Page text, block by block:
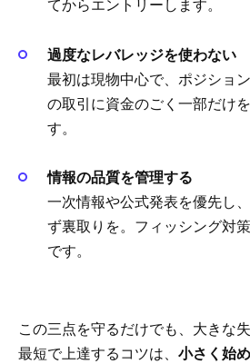
てからエントリーします。
過度なレバレッジを使わない
最初は現物中心で、ポジショ
の取引に資金のごく一部だけ
す。
情報の品質を管理する
一次情報や公式発表を優先し
ず裏取りを。フィッシング対
です。
この三点を守るだけでも、大きな
最短で上達するコツは、 小さく始